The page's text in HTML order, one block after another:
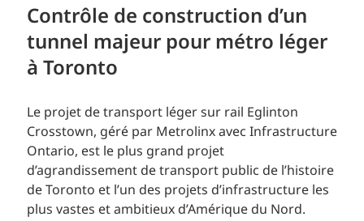
Contrôle de construction d’un
tunnel majeur pour métro léger
à Toronto
Le projet de transport léger sur rail Eglinton
Crosstown, géré par Metrolinx avec Infrastructure
Ontario, est le plus grand projet
d’agrandissement de transport public de l’histoire
de Toronto et l’un des projets d’infrastructure les
plus vastes et ambitieux d’Amérique du Nord.